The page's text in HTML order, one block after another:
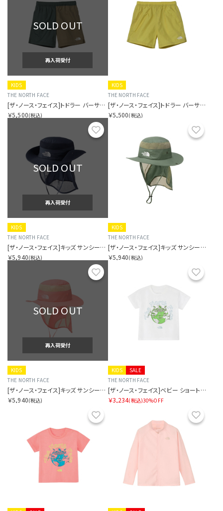
SOLD OUT
再入荷受付
KIDS
THE NORTH FACE
[ザ・ノース・フェイス]トドラー バーサタイルショート
￥5,500(税込)
KIDS
THE NORTH FACE
[ザ・ノース・フェイス]トドラー バーサタイルショート
￥5,500(税込)
お気に入り
SOLD OUT
再入荷受付
KIDS
THE NORTH FACE
[ザ・ノース・フェイス]キッズ サンシールドハット
￥5,940(税込)
KIDS
THE NORTH FACE
[ザ・ノース・フェイス]キッズ サンシールドハット
￥5,940(税込)
お気に入り
SOLD OUT
再入荷受付
KIDS
THE NORTH FACE
[ザ・ノース・フェイス]キッズ サンシールドハット
￥5,940(税込)
SALE
KIDS
THE NORTH FACE
[ザ・ノース・フェイス]ベビー ショートスリーブルミナスグラフィックティー
￥3,234(税込)30%OFF
お気に入り